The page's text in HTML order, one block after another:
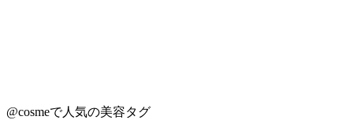
@cosmeで人気の美容タグ